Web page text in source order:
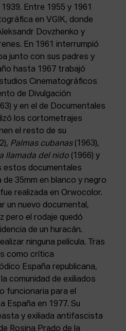
Entre 1955 y 1961
en VGIK, donde
Dovzhenko y
En 1961 interrumpió
junto con sus padres y
hasta 1967 trabajó
Cinematográficos
de Divulgación
y en el de Documentales
los cortometrajes
el resto de su
Palmas cubanas(1963),
llamada del nido (1966) y
estos documentales
35mm en blanco y negro
realizada en Orwocolor.
un nuevo documental,
pero el rodaje quedó
de un huracán.
ninguna película. Tras
como crítica
España republicana,
comunidad de exiliados
funcionaria para el
España en 1977. Su
y exiliada antifascista
Rosina Prado de la